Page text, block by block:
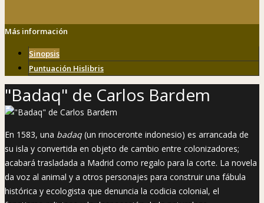
Más información
Sinopsis
Puntuación Hislibris
"Badaq" de Carlos Bardem
En 1583, una badaq (un rinoceronte indonesio) es arrancada de
su isla y convertida en objeto de cambio entre colonizadores;
acabará trasladada a Madrid como regalo para la corte. La novela
da voz al animal y a otros personajes para construir una fábula
histórica y ecologista que denuncia la codicia colonial, el